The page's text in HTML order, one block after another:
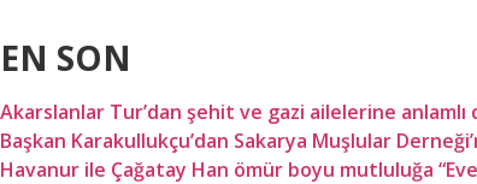
EN SON
Akarslanlar Tur’dan şehit ve gazi ailelerine anlamlı
Başkan Karakullukçu’dan Sakarya Muşlular
Havanur ile Çağatay Han ömür boyu mutluluğa